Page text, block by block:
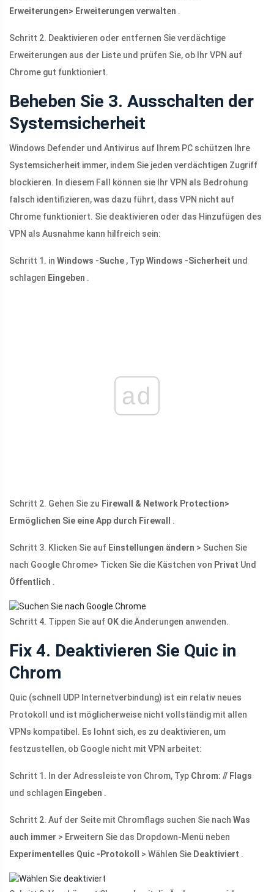
Erweiterungen> Erweiterungen verwalten .
Schritt 2. Deaktivieren oder entfernen Sie verdächtige
Erweiterungen aus der Liste und prüfen Sie, ob Ihr VPN auf
Chrome gut funktioniert.
Beheben Sie 3. Ausschalten der
Systemsicherheit
Windows Defender und Antivirus auf Ihrem PC schützen Ihre
Systemsicherheit immer, indem Sie jeden verdächtigen Zugriff
blockieren. In diesem Fall können sie Ihr VPN als Bedrohung
falsch identifizieren, was dazu führt, dass VPN nicht auf
Chrome funktioniert. Sie deaktivieren oder das Hinzufügen des
VPN als Ausnahme kann hilfreich sein:
Schritt 1. in Windows -Suche , TypWindows -Sicherheit und
schlagen Eingeben .
ad
Schritt 2. Gehen Sie zu Firewall & Network Protection>
Ermöglichen Sie eine App durch Firewall
.
Schritt 3. Klicken Sie auf Einstellungen ändern > Suchen Sie
nach Google Chrome> Ticken Sie die Kästchen von Privat Und
Öffentlich .
Schritt 4. Tippen Sie auf OK die Änderungen anwenden.
Fix 4. Deaktivieren Sie Quic in
Chrom
Quic (schnell UDP Internetverbindung) ist ein relativ neues
Protokoll und ist möglicherweise nicht vollständig mit allen
VPNs kompatibel. Es lohnt sich, es zu deaktivieren, um
festzustellen, ob Google nicht mit VPN arbeitet:
Schritt 1. In der Adressleiste von Chrom, Typ Chrom: // Flags
und schlagen Eingeben .
Schritt 2. Auf der Seite mit Chromflags suchen Sie nach Was
auch immer > Erweitern Sie das Dropdown-Menü neben
Experimentelles Quic -Protokoll
> Wählen Sie Deaktiviert .